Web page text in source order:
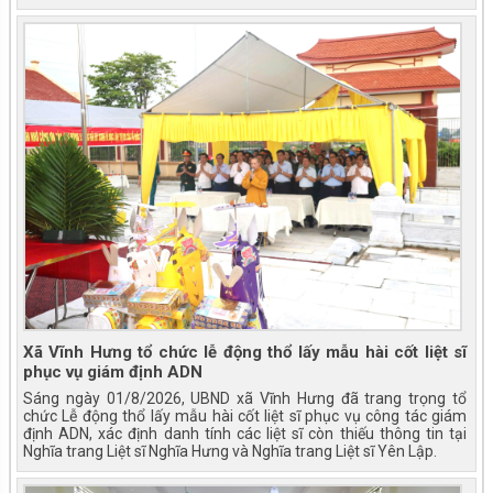
Xã Vĩnh Hưng tổ chức lễ động thổ lấy mẫu hài cốt liệt sĩ
phục vụ giám định ADN
Sáng ngày 01/8/2026, UBND xã Vĩnh Hưng đã trang trọng tổ
chức Lễ động thổ lấy mẫu hài cốt liệt sĩ phục vụ công tác giám
định ADN, xác định danh tính các liệt sĩ còn thiếu thông tin tại
Nghĩa trang Liệt sĩ Nghĩa Hưng và Nghĩa trang Liệt sĩ Yên Lập.